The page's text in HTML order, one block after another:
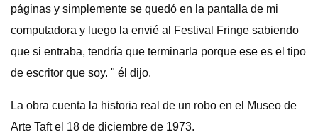
páginas y simplemente se quedó en la pantalla de mi
computadora y luego la envié al Festival Fringe sabiendo
que si entraba, tendría que terminarla porque ese es el tipo
de escritor que soy. " él dijo.
La obra cuenta la historia real de un robo en el Museo de
Arte Taft el 18 de diciembre de 1973.